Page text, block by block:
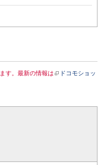
す。最新の情報は
ドコモショッ